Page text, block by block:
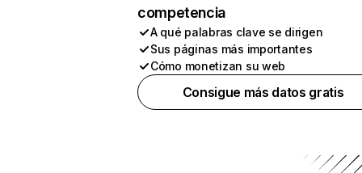
competencia
A qué palabras clave se dirigen
Sus páginas más importantes
Cómo monetizan su web
Consigue más datos gratis